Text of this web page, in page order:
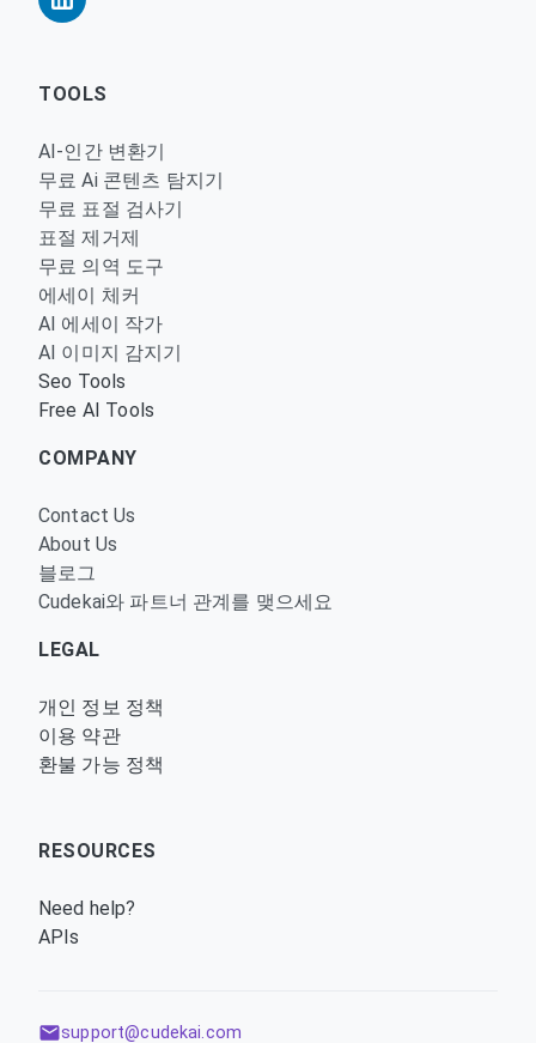
TOOLS
AI-인간 변환기
무료 Ai 콘텐츠 탐지기
무료 표절 검사기
표절 제거제
무료 의역 도구
에세이 체커
AI 에세이 작가
AI 이미지 감지기
Seo Tools
Free AI Tools
COMPANY
Contact Us
About Us
블로그
Cudekai와 파트너 관계를 맺으세요
LEGAL
개인 정보 정책
이용 약관
환불 가능 정책
RESOURCES
Need help?
APIs
support@cudekai.com